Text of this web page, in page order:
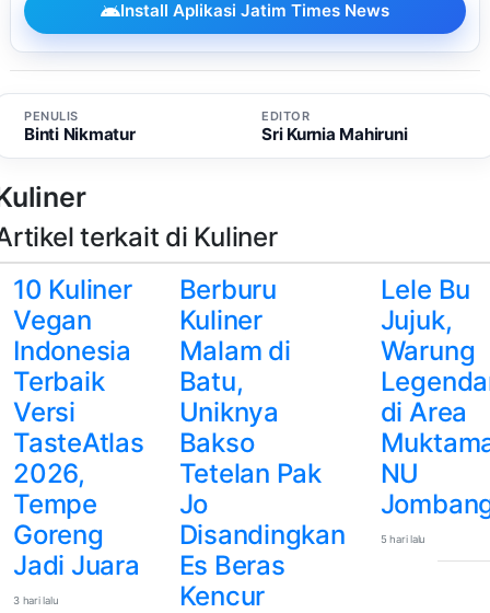
Install Aplikasi Jatim Times News
PENULIS
Binti Nikmatur
EDITOR
Sri Kurnia Mahiruni
terkait di Kuliner
10 Kuliner
Vegan
Indonesia
Terbaik
Versi
TasteAtlas
2026,
Tempe
Goreng
Jadi Juara
3 hari lalu
Berburu
Kuliner
Malam di
Batu,
Uniknya
Bakso
Tetelan Pak
Jo
Disandingkan
Es Beras
Kencur
Lele Bu
Jujuk,
Warung
di Area
NU
5 hari lalu